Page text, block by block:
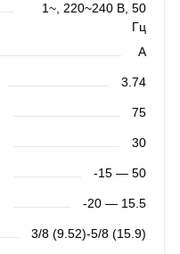
1~, 220~240 В, 50
Гц
A
3.74
75
30
-15 — 50
-20 — 15.5
3/8 (9.52)-5/8 (15.9)